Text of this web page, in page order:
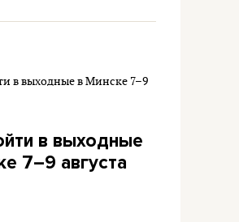
в выходные
7–9 августа